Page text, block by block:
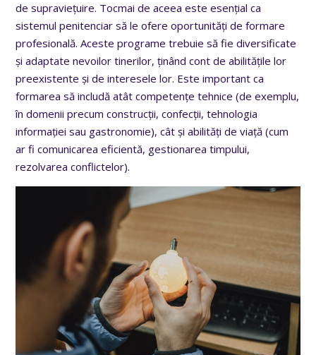
de supraviețuire. Tocmai de aceea este esențial ca
sistemul penitenciar să le ofere oportunități de formare
profesională. Aceste programe trebuie să fie diversificate
și adaptate nevoilor tinerilor, ținând cont de abilitățile lor
preexistente și de interesele lor. Este important ca
formarea să includă atât competențe tehnice (de exemplu,
în domenii precum construcții, confecții, tehnologia
informației sau gastronomie), cât și abilități de viață (cum
ar fi comunicarea eficientă, gestionarea timpului,
rezolvarea conflictelor).